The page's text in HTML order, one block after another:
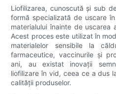
Liofilizarea, cunoscută și sub
formă specializată de uscare
materialului înainte de uscarea
Acest proces este utilizat în
materialelor sensibile la
farmaceutice, vaccinurile și
ani, au existat inovații
liofilizare în vid, ceea ce a dus
calității produselor.